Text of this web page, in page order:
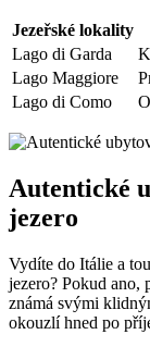
Jezeřské lokality
Lago di Garda
Lago Maggiore
Lago di Como
Autentické
jezero
Vydíte do Itálie a
jezero? Pokud ano,
známá svými
okouzlí hned po